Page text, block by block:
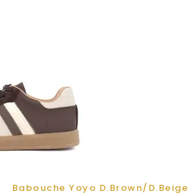
Babouche Yoyo D.Brown/D.Beige